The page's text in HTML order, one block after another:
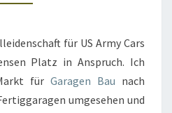
S A
ARS U
ND A
NHÄNGER
für US Army Cars
Platz in Anspruch. Ich
für Garagen Bau nach
umgesehen und